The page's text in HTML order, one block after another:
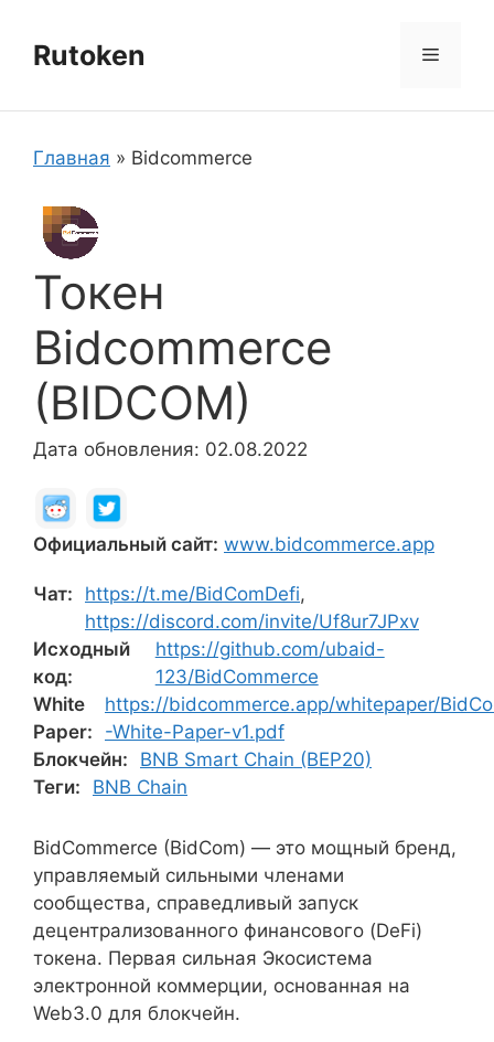
содержимому
Rutoken Меню
Главная » Bidcommerce
Токен
Bidcommerce
(BIDCOM)
Дата обновления: 02.08.2022
Официальный сайт: www.bidcommerce.app
Чат: https://t.me/BidComDefi,
https://discord.com/invite/Uf8ur7JPxv
Исходный
код:
https://github.com/ubaid-
123/BidCommerce
White
Paper:
https://bidcommerce.app/whitepaper/
-White-Paper-v1.pdf
Блокчейн:
BNB Smart Chain (BEP20)
Теги:
BNB Chain
BidCommerce (BidCom) — это мощный бренд,
управляемый сильными членами
сообщества, справедливый запуск
децентрализованного финансового (DeFi)
токена. Первая сильная Экосистема
электронной коммерции, основанная на
Web3.0 для блокчейн.